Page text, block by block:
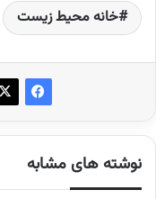
خانه محیط زیست
نوشته های مشابه